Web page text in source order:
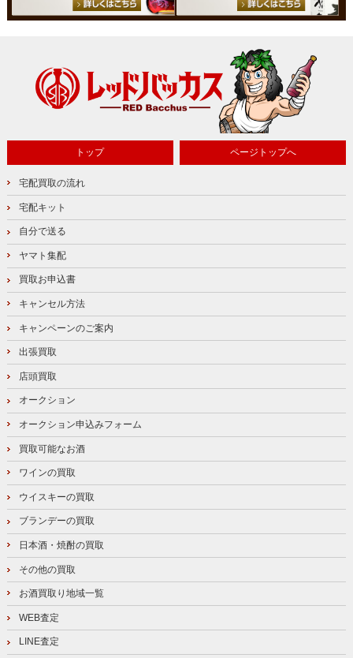
トップ ページトップへ
宅配買取の流れ
宅配キット
自分で送る
ヤマト集配
買取お申込書
キャンセル方法
キャンペーンのご案内
出張買取
店頭買取
オークション
オークション申込みフォーム
買取可能なお酒
ワインの買取
ウイスキーの買取
ブランデーの買取
日本酒・焼酎の買取
その他の買取
お酒買取り地域一覧
WEB査定
LINE査定